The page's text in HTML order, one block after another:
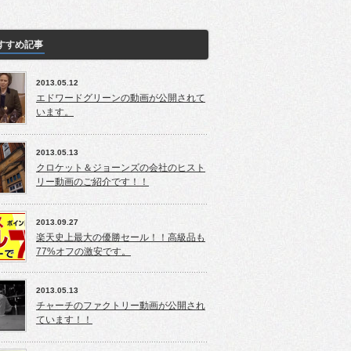
すめ記事
2013.05.12
エドワードグリーンの動画が公開されて
います。
2013.05.13
クロケット＆ジョーンズの会社のヒスト
リー動画のご紹介です！！
2013.09.27
楽天史上最大の優勝セール！！高級品も
77%オフの激安です。
2013.05.13
チャーチのファクトリー動画が公開され
ています！！